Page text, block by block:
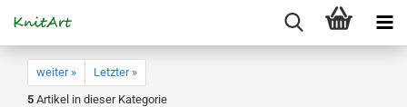
weiter »
Letzter »
5 Artikel in dieser Kategorie